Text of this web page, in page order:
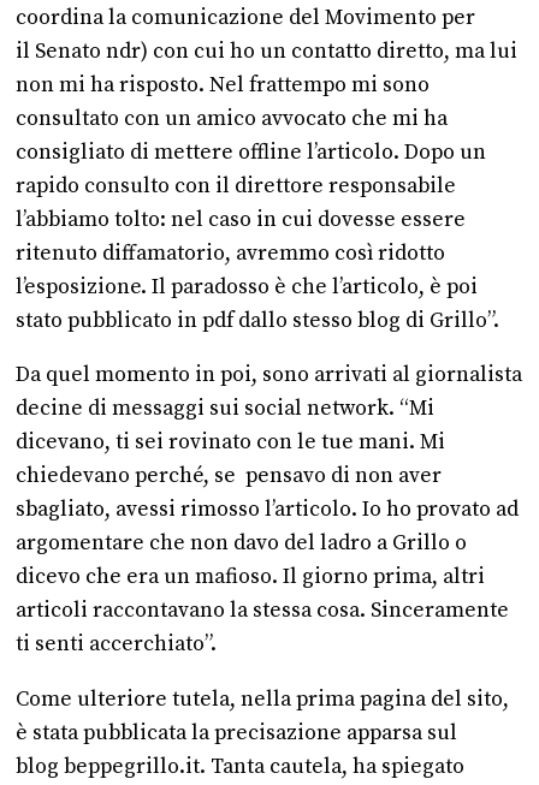
coordina la comunicazione del Movimento per
il Senato ndr) con cui ho un contatto diretto, ma lui
non mi ha risposto. Nel frattempo mi sono
consultato con un amico avvocato che mi ha
consigliato di mettere offline l’articolo. Dopo un
rapido consulto con il direttore responsabile
l’abbiamo tolto: nel caso in cui dovesse essere
ritenuto diffamatorio, avremmo così ridotto
l’esposizione. Il paradosso è che l’articolo, è poi
stato pubblicato in pdf dallo stesso blog di Grillo”.
Da quel momento in poi, sono arrivati al giornalista
decine di messaggi sui social network. “Mi
dicevano, ti sei rovinato con le tue mani. Mi
chiedevano perché, se pensavo di non aver
sbagliato, avessi rimosso l’articolo. Io ho provato ad
argomentare che non davo del ladro a Grillo o
dicevo che era un mafioso. Il giorno prima, altri
articoli raccontavano la stessa cosa. Sinceramente
ti senti accerchiato”.
Come ulteriore tutela, nella prima pagina del sito,
è stata pubblicata la precisazione apparsa sul
blog beppegrillo.it. Tanta cautela, ha spiegato